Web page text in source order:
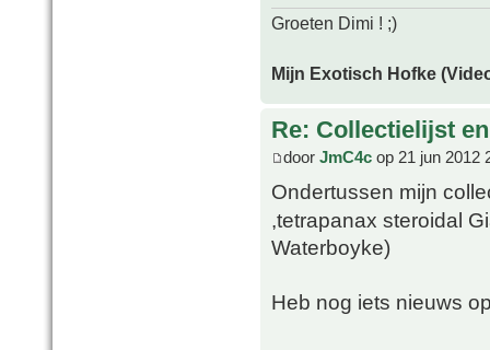
Groeten Dimi ! ;)
Mijn Exotisch Hofke
Re: Collectielijst
door JmC4c op 21 jun 2012
Ondertussen mijn
,tetrapanax steroidal
Waterboyke)
Heb nog iets nieuws